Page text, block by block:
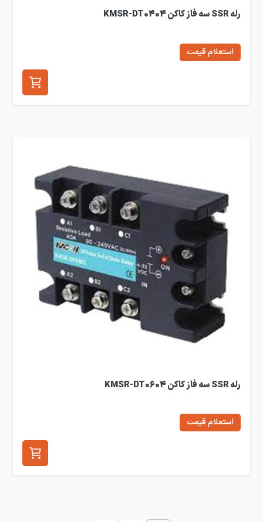
رله SSR سه فاز کاکن KMSR-DT0404
استعلام قیمت
رله SSR سه فاز کاکن KMSR-DT0604
استعلام قیمت